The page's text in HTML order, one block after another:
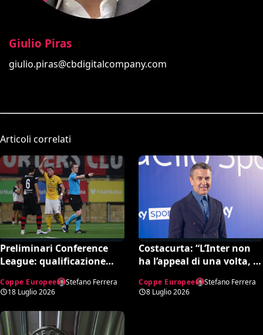
Giulio Piras
giulio.piras@cbdigitalcompany.com
Articoli correlati
Preliminari Conference
League: qualificazione
inesistente (VIDEO)
Coppe Europee
Stefano Ferrera
18 Luglio 2026
Costacurta: “L’Inter non
ha l’appeal di una volta, la
la bordata ad Allegri e
Mourinho
Coppe Europee
Stefano Ferrera
8 Luglio 2026